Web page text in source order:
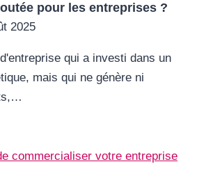
pour les entreprises ?
2025
qui a investi dans un
mais qui ne génère ni